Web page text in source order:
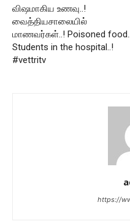
விஷமாகிய உணவு..!
வைத்தியசாலையில்
மாணவர்கள்..! Poisoned
Students in the hospital..!
#vettritv
https://